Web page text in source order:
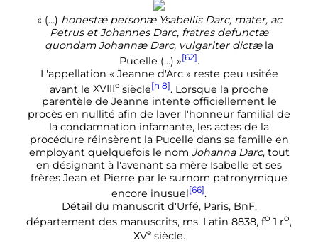
« (…) honestæ personæ Ysabellis Darc, mater, ac
Petrus et Johannes Darc, fratres defunctæ
quondam Johannæ Darc, vulgariter dictæla
Pucelle (…) »[62].
L'appellation « Jeanne d'Arc » reste peu usitée
avant le XVIIIe siècle[n 8]. Lorsque la proche
parentèle de Jeanne intente officiellement le
procès en nullité afin de laver l'honneur familial de
la condamnation infamante, les actes de la
procédure réinsèrent la Pucelle dans sa famille en
employant quelquefois le nom Johanna Darc, tout
en désignant à l'avenant sa mère Isabelle et ses
frères Jean et Pierre par le surnom patronymique
encore inusuel[66].
Détail du manuscrit d'Urfé, Paris, BnF,
département des manuscrits, ms. Latin 8838, fo 1 ro,
XVe siècle.